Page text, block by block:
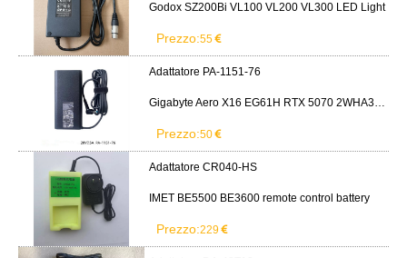
Godox SZ200Bi VL100 VL200 VL300 LED Light
Prezzo:55
Adattatore PA-1151-76
Gigabyte Aero X16 EG61H RTX 5070 2WHA3USC64AH LITEON PA-1151-76 150W adapter
Prezzo:50
Adattatore CR040-HS
IMET BE5500 BE3600 remote control battery
Prezzo:229